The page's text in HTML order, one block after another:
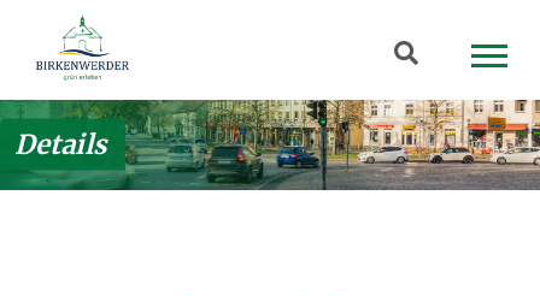
Zum Hauptinhalt springen
Suchbegriff
Details